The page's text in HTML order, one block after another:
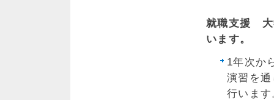
就職支援 大
います。
1年次か
演習を
行います